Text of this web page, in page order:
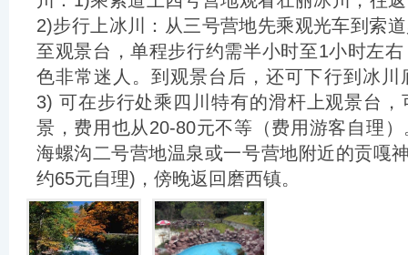
2)步行上冰川：从三号营地先乘观光车到索
至观景台，单程步行约需半小时至1小时左
色非常迷人。到观景台后，还可下行到冰
3) 可在步行处乘四川特有的滑杆上观景台
景，费用也从20-80元不等（费用游客自理
海螺沟二号营地温泉或一号营地附近的贡嘎
约65元自理)，傍晚返回磨西镇。